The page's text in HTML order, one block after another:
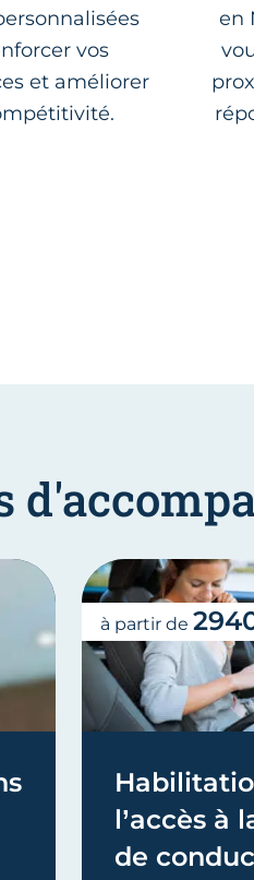
vos
et améliorer
en
l’accès à
de
à partir de